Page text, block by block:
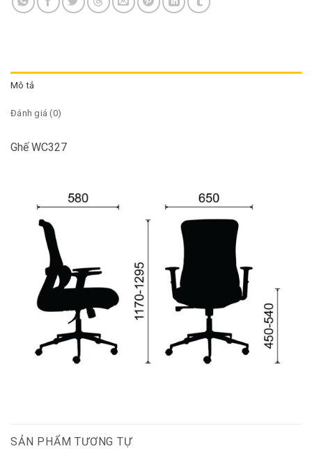
Mô tả
Đánh giá (0)
Ghế WC327
SẢN PHẨM TƯƠNG TỰ